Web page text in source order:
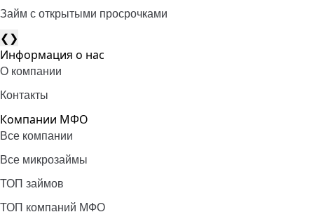
Займ с открытыми просрочками
❮❯
Информация о нас
О компании
Контакты
Компании МФО
Все компании
Все микрозаймы
ТОП займов
ТОП компаний МФО